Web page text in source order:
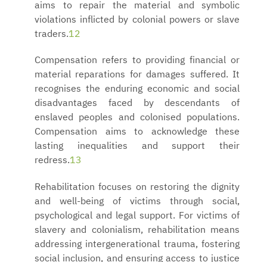
aims to repair the material and symbolic
violations inflicted by colonial powers or slave
traders.12
Compensation refers to providing financial or
material reparations for damages suffered. It
recognises the enduring economic and social
disadvantages faced by descendants of
enslaved peoples and colonised populations.
Compensation aims to acknowledge these
lasting inequalities and support their
redress.13
Rehabilitation focuses on restoring the dignity
and well-being of victims through social,
psychological and legal support. For victims of
slavery and colonialism, rehabilitation means
addressing intergenerational trauma, fostering
social inclusion, and ensuring access to justice